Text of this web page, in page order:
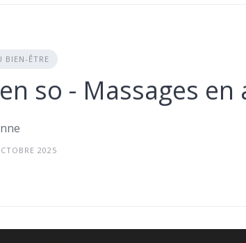
BIEN-ÊTRE
so - Massages
2025